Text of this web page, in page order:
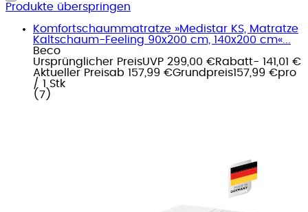
Produkte überspringen
Komfortschaummatratze »Medistar KS, Matratze
Kaltschaum-Feeling 90x200 cm, 140x200 cm«...
Beco
Ursprünglicher PreisUVP 299,00 €Rabatt- 141,01 €
Aktueller Preisab 157,99 €Grundpreis157,99 €pro
/ 1 Stk
( 7 )